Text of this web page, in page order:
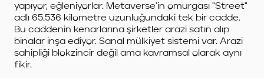
yapıyor, eğleniyorlar. Metaverse'in omurgası "Street"
adlı 65.536 kilometre uzunluğundaki tek bir cadde.
Bu caddenin kenarlarına şirketler arazi satın alıp
binalar inşa ediyor. Sanal mülkiyet sistemi var. Arazi
sahipliği blokzincir değil ama kavramsal olarak aynı
fikir.